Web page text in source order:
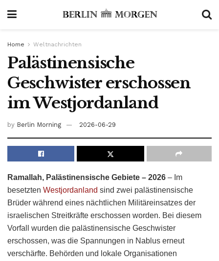
Home Weltnachrichten
Palästinensische
Geschwister erschossen
im Westjordanland
by Berlin Morning 2026-06-29
Ramallah, Palästinensische Gebiete – 2026 – Im
besetzten Westjordanland sind zwei palästinensische
Brüder während eines nächtlichen Militäreinsatzes der
israelischen Streitkräfte erschossen worden. Bei diesem
Vorfall wurden die palästinensische Geschwister
erschossen, was die Spannungen in Nablus erneut
verschärfte. Behörden und lokale Organisationen